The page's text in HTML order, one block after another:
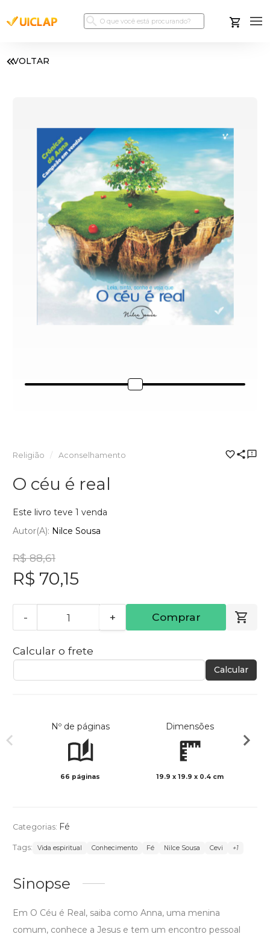
VOLTAR
Religião Aconselhamento
O céu é real
Este livro teve 1 venda
Autor(a): Nilce Sousa
R$ 88,61
R$ 70,15
- + Comprar
Calcular o frete
Calcular
Nº de páginas
66 páginas
Dimensões
19.9 x 19.9 x 0.4 cm
Categorias: Fé
Tags: Vida espiritual Conhecimento Fé Nilce Sousa Cevi +1
Sinopse
Em O Céu é Real, saiba como Anna, uma menina
comum, conhece a Jesus e tem um encontro pessoal